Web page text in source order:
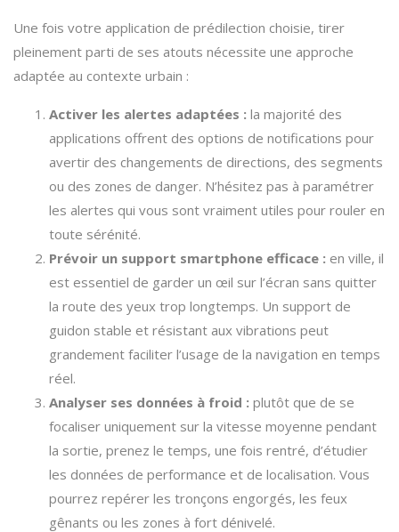
Une fois votre application de prédilection choisie, tirer
pleinement parti de ses atouts nécessite une approche
adaptée au contexte urbain :
Activer les alertes adaptées : la majorité des
applications offrent des options de notifications pour
avertir des changements de directions, des segments
ou des zones de danger. N’hésitez pas à paramétrer
les alertes qui vous sont vraiment utiles pour rouler en
toute sérénité.
Prévoir un support smartphone efficace : en ville, il
est essentiel de garder un œil sur l’écran sans quitter
la route des yeux trop longtemps. Un support de
guidon stable et résistant aux vibrations peut
grandement faciliter l’usage de la navigation en temps
réel.
Analyser ses données à froid : plutôt que de se
focaliser uniquement sur la vitesse moyenne pendant
la sortie, prenez le temps, une fois rentré, d’étudier
les données de performance et de localisation. Vous
pourrez repérer les tronçons engorgés, les feux
gênants ou les zones à fort dénivelé.